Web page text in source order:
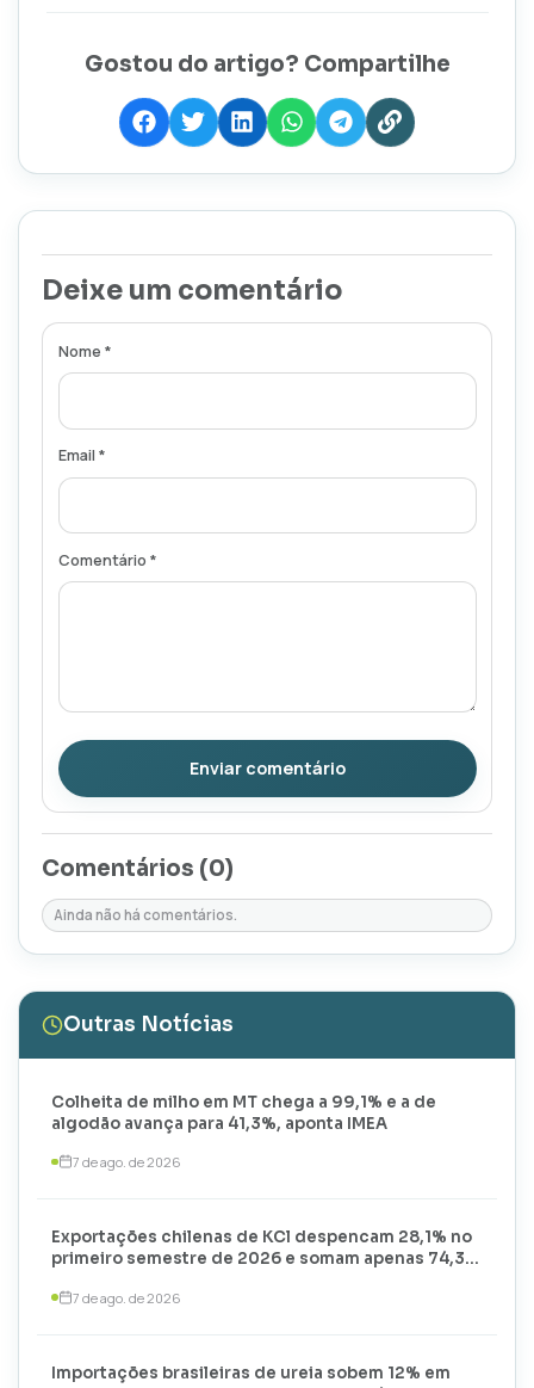
Gostou do artigo? Compartilhe
Deixe um comentário
Nome *
Email *
Comentário *
Enviar comentário
Comentários (0)
Ainda não há comentários.
Outras Notícias
Colheita de milho em MT chega a 99,1% e a de
algodão avança para 41,3%, aponta IMEA
7 de ago. de 2026
Exportações chilenas de KCl despencam 28,1% no
primeiro semestre de 2026 e somam apenas 74,3
7 de ago. de 2026
Importações brasileiras de ureia sobem 12% em